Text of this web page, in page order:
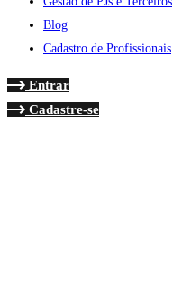
Blog
Cadastro de Profissionais
Entrar
Cadastre-se